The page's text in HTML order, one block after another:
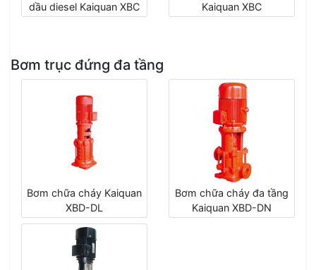
dầu diesel Kaiquan XBC
Kaiquan XBC
Bơm trục đứng đa tầng
Bơm chữa cháy Kaiquan
XBD-DL
Bơm chữa cháy đa tầng
Kaiquan XBD-DN